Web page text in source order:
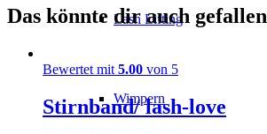
Lash Lifting
Wimpern
Das könnte dir auch
Bewertet mit 5.00 von 5
Stirnband/ lash-love